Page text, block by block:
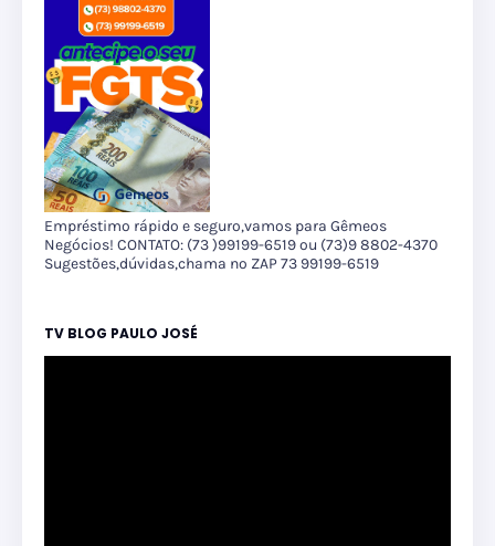
Empréstimo rápido e seguro,vamos para Gêmeos
Negócios! CONTATO: (73 )99199-6519 ou (73)9 8802-4370
Sugestões,dúvidas,chama no ZAP 73 99199-6519
TV BLOG PAULO JOSÉ